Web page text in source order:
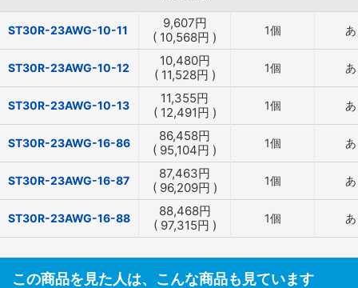
ST30R-23AWG-10-11 9,607円
( 10,568円 ) 1個
ST30R-23AWG-10-12 10,480円
( 11,528円 ) 1個
ST30R-23AWG-10-13 11,355円
( 12,491円 ) 1個
ST30R-23AWG-16-86 86,458円
( 95,104円 ) 1個
ST30R-23AWG-16-87 87,463円
( 96,209円 ) 1個
ST30R-23AWG-16-88 88,468円
( 97,315円 ) 1個
この商品を見た人は、こんな商品も見ています